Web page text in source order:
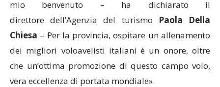
mio benvenuto – ha dichiarato il
direttoredell’Agenzia del turismo Paola Della
Chiesa – Per la provincia, ospitare un allenamento
dei migliori voloavelisti italiani è un onore, oltre
che un’ottima promozione di questo campo volo,
vera eccellenza di portata mondiale».